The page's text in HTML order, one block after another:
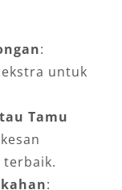
:
untuk
Tamu
terbaik.
: